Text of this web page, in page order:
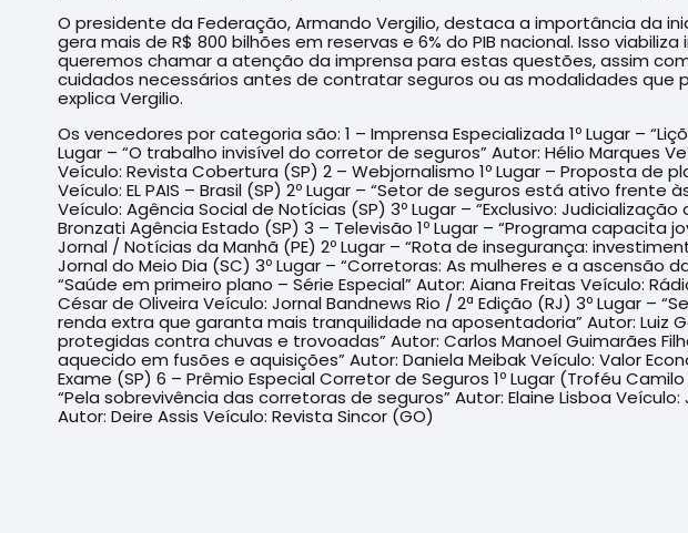
O presidente da Federação, Armando Vergilio, destaca a importância da
gera mais de R$ 800 bilhões em reservas e 6% do PIB nacional. Isso
queremos chamar a atenção da imprensa para estas questões, assim
cuidados necessários antes de contratar seguros ou as modalidades
explica Vergilio.
Os vencedores por categoria são: 1 – Imprensa Especializada 1º Lugar –
Lugar – “O trabalho invisível do corretor de seguros” Autor: Hélio Marques
Veículo: Revista Cobertura (SP) 2 – Webjornalismo 1º Lugar – Proposta
Veículo: EL PAIS – Brasil (SP) 2º Lugar – “Setor de seguros está ativo
Veículo: Agência Social de Notícias (SP) 3º Lugar – “Exclusivo:
Bronzati Agência Estado (SP) 3 – Televisão 1º Lugar – “Programa
Jornal / Notícias da Manhã (PE) 2º Lugar – “Rota de insegurança:
Jornal do Meio Dia (SC) 3º Lugar – “Corretoras: As mulheres e a ascensão
“Saúde em primeiro plano – Série Especial” Autor: Aiana Freitas Veículo:
César de Oliveira Veículo: Jornal Bandnews Rio / 2ª Edição (RJ) 3º Lugar
renda extra que garanta mais tranquilidade na aposentadoria” Autor: Luiz
protegidas contra chuvas e trovoadas” Autor: Carlos Manoel Guimarães
aquecido em fusões e aquisições” Autor: Daniela Meibak Veículo: Valor
Exame (SP) 6 – Prêmio Especial Corretor de Seguros 1º Lugar (Troféu
“Pela sobrevivência das corretoras de seguros” Autor: Elaine Lisboa
Autor: Deire Assis Veículo: Revista Sincor (GO)